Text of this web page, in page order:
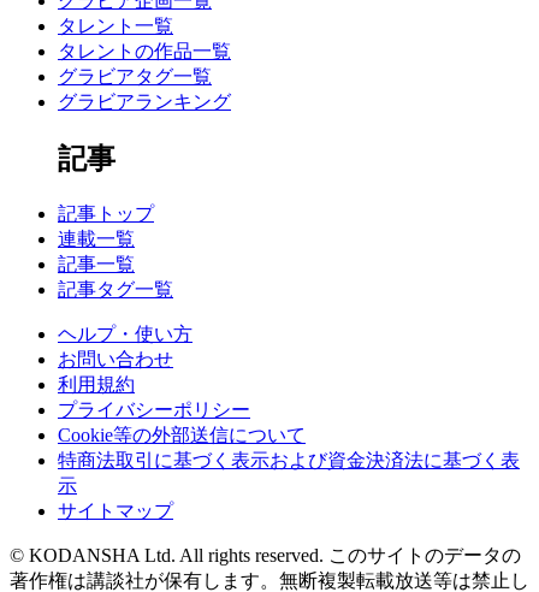
タレント一覧
タレントの作品一覧
グラビアタグ一覧
グラビアランキング
記事
記事トップ
連載一覧
記事一覧
記事タグ一覧
ヘルプ・使い方
お問い合わせ
利用規約
プライバシーポリシー
Cookie等の外部送信について
特商法取引に基づく表示および資金決済法に基づく表
示
サイトマップ
© KODANSHA Ltd. All rights reserved. このサイトのデータの
著作権は講談社が保有します。無断複製転載放送等は禁止し